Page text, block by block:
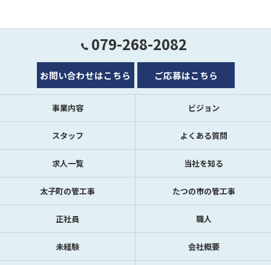
079-268-2082
お問い合わせはこちら ご応募はこちら
事業内容 ビジョン
スタッフ よくある質問
求人一覧 当社を知る
太子町の管工事 たつの市の管工事
正社員 職人
未経験 会社概要